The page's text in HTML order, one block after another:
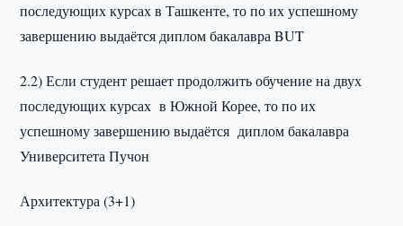
последующих курсах в Ташкенте, то по их успешному
завершению выдаётся диплом бакалавра BUT
2.2) Если студент решает продолжить обучение на двух
последующих курсах в Южной Корее, то по их
успешному завершению выдаётся диплом бакалавра
Университета Пучон
Архитектура (3+1)